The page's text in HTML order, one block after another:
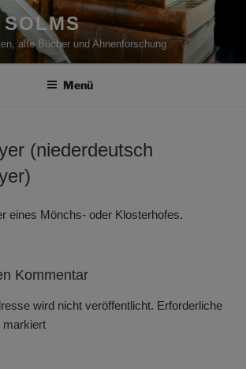
alte Bücher und Ahnenforschung
Menü
(niederdeutsch
eines Mönchs- oder Klosterhofes.
Kommentar
wird nicht veröffentlicht. Erforderliche
markiert